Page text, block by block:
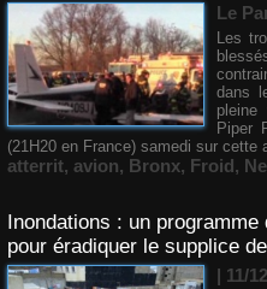
Le
Les
dans
pleine
Piper
(21H20 en France) samedi sur cette
atterrit, avion, Bronx, Froid,
Inondations : un programme
pour éradiquer le supplice
| 11/